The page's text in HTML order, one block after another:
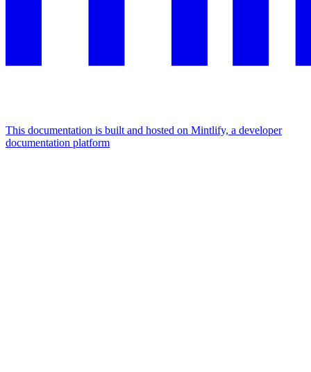
This documentation is built and hosted on Mintlify, a developer
documentation platform